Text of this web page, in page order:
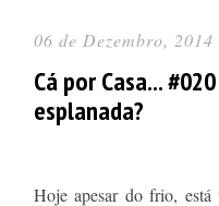
06 de Dezembro, 2014
Cá por Casa...
esplanada?
Hoje apesar do frio,